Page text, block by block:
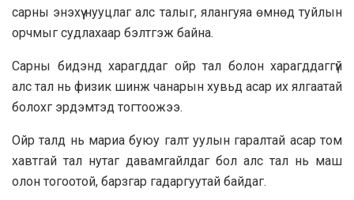
сарны энэхүү нууцлаг алс талыг, ялангуяа өмнөд туйлын
орчмыг судлахаар бэлтгэж байна.
Сарны бидэнд харагддаг ойр тал болон харагддаггүй
алс тал нь физик шинж чанарын хувьд асар их ялгаатай
болохг эрдэмтэд тогтоожээ.
Ойр талд нь мариа буюу галт уулын гаралтай асар том
хавтгай тал нутаг давамгайлдаг бол алс тал нь маш
олон тогоотой, барзгар гадаргуутай байдаг.